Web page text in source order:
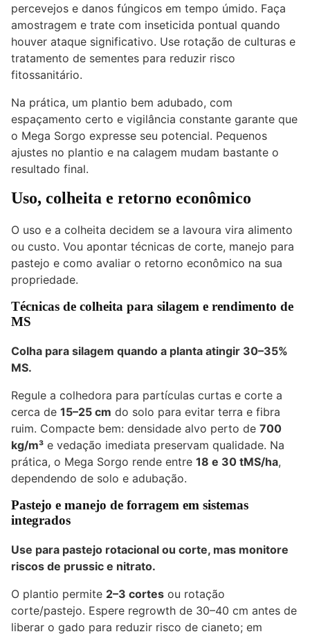
percevejos e danos fúngicos em tempo úmido. Faça
amostragem e trate com inseticida pontual quando
houver ataque significativo. Use rotação de culturas e
tratamento de sementes para reduzir risco
fitossanitário.
Na prática, um plantio bem adubado, com
espaçamento certo e vigilância constante garante que
o Mega Sorgo expresse seu potencial. Pequenos
ajustes no plantio e na calagem mudam bastante o
resultado final.
Uso, colheita e retorno econômico
O uso e a colheita decidem se a lavoura vira alimento
ou custo. Vou apontar técnicas de corte, manejo para
pastejo e como avaliar o retorno econômico na sua
propriedade.
Técnicas de colheita para silagem e rendimento de
MS
Colha para silagem quando a planta atingir 30–35%
MS.
Regule a colhedora para partículas curtas e corte a
cerca de 15–25 cm do solo para evitar terra e fibra
ruim. Compacte bem: densidade alvo perto de 700
kg/m³ e vedação imediata preservam qualidade. Na
prática, o Mega Sorgo rende entre 18 e 30 tMS/ha,
dependendo de solo e adubação.
Pastejo e manejo de forragem em sistemas
integrados
Use para pastejo rotacional ou corte, mas monitore
riscos de prussic e nitrato.
O plantio permite 2–3 cortes ou rotação
corte/pastejo. Espere regrowth de 30–40 cm antes de
liberar o gado para reduzir risco de cianeto; em